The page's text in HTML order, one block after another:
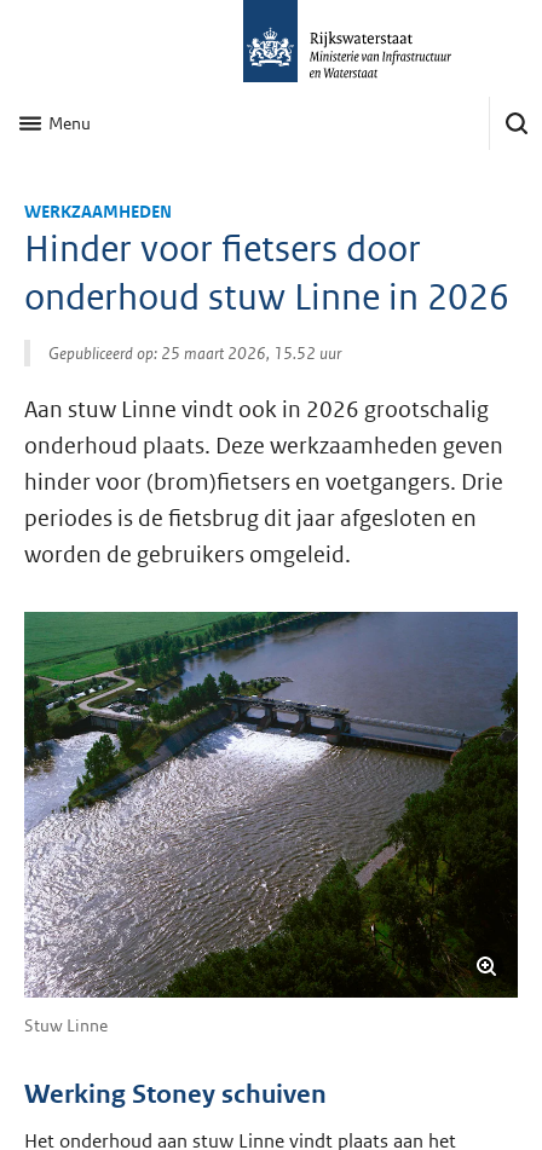
Menu
WERKZAAMHEDEN
Hinder voor fietsers door
onderhoud stuw Linne in 2026
Gepubliceerd op: 25 maart 2026, 15.52 uur
Aan stuw Linne vindt ook in 2026 grootschalig
onderhoud plaats. Deze werkzaamheden geven
hinder voor (brom)fietsers en voetgangers. Drie
periodes is de fietsbrug dit jaar afgesloten en
worden de gebruikers omgeleid.
Stuw Linne
Werking Stoney schuiven
Het onderhoud aan stuw Linne vindt plaats aan het